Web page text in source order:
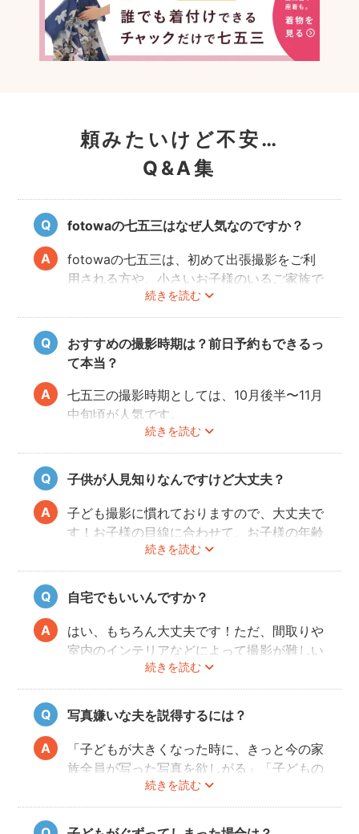
頼みたいけど不安…
Q&A集
fotowaの七五三はなぜ人気なのですか？
続きを読む
fotowaの七五三は、初めて出張撮影をご利
用される方や、小さいお子様のいるご家族で
も「安心」して撮影を楽しんでいただけま
す。厳しい審査を通過した、子どもの扱いに
慣れているカメラマンが多数登録していま
す。
パパ・ママとお子様が一緒に撮影を楽しめる
ので、リラックスしたいつものお子様の表情
を写真に残せます。
こども・家族撮影に長けたプロカメラマンの
中から、ユーザー自身が好きなカメラマンを
指名するので、自分好みの「家族らしいおし
ゃれな写真」に仕上がります。
おすすめの撮影時期は？前日予約もできるっ
て本当？
続きを読む
七五三の撮影時期としては、10月後半〜11月
中旬頃が人気です。
今年は参拝先の混雑状況を考慮し、時期をず
らして前撮りや後撮りをするご家族も多いよ
うです。
fotowaは「こだわり指名予約」の場合最短
で前日予約が可能です！ご希望の撮影日時
で、ぜひフォトグラファーを検索してみてく
子供が人見知りなんですけど大丈夫？
続きを読む
子ども撮影に慣れておりますので、大丈夫で
す！お子様の目線に合わせて、お子様の年齢
にあわせてコミュニケーションをすれば、お
子様は心を開いてくれます。お子様にとっ
て、ただやらされるだけのイヤイヤな写真撮
影ではなく、一緒に楽しみながら、一緒に遊
びながら写真を撮影していきます。
自宅でもいいんですか？
続きを読む
はい、もちろん大丈夫です！ただ、間取りや
室内のインテリアなどによって撮影が難しい
場合もありますので、事前にフォトグラファ
ーに相談してみてください。
写真嫌いな夫を説得するには？
続きを読む
「子どもが大きくなった時に、きっと今の家
族全員が写った写真を欲しがる」「子どもの
結婚式で使える写真を撮らないと！」はかな
り効きます。それでも説得できない場合は、
当日撮影の際に、楽しそうにしているお子様